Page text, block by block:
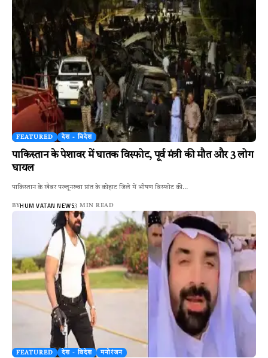
FEATURED देश - विदेश
पाकिस्तान के पेशावर में घातक विस्फोट, पूर्व मंत्री की मौत और 3 लोग
घायल
पाकिस्तान के खैबर पख्तूनख्वा प्रांत के कोहाट जिले में भीषण विस्फोट की…
BYHUM VATAN NEWS3 MIN READ
FEATURED देश - विदेश मनोरंजन